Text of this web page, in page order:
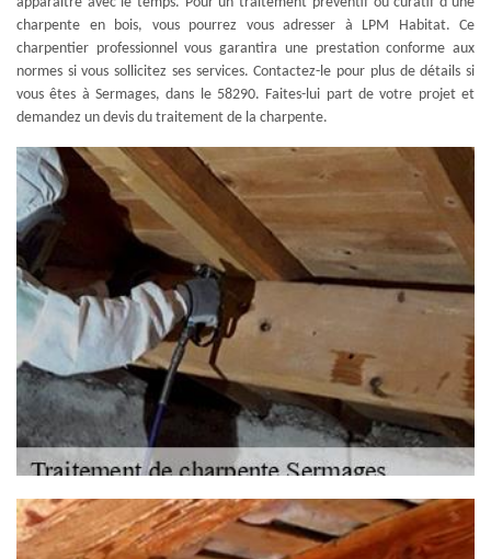
charpente en bois, vous pourrez vous adresser à LPM Habitat. Ce
charpentier professionnel vous garantira une prestation conforme aux
normes si vous sollicitez ses services. Contactez-le pour plus de détails si
vous êtes à Sermages, dans le 58290. Faites-lui part de votre projet et
demandez un devis du traitement de la charpente.